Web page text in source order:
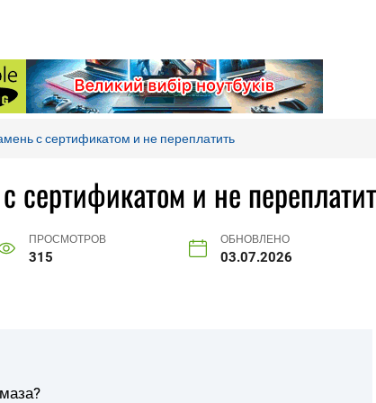
с сертификатом и не переплатить
сертификатом и не
ПРОСМОТРОВ
315
ОБНОВЛЕНО
03.07.2026